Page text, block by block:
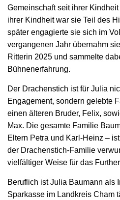
Gemeinschaft seit ihrer
ihrer Kindheit war sie Teil des
später engagierte sie sich im
vergangenen Jahr übernahm
Ritterin 2025 und sammelte
Bühnenerfahrung.
Der Drachenstich ist für Julia
Engagement, sondern gelebte
einen älteren Bruder, Felix,
Max. Die gesamte Familie
Eltern Petra und Karl-Heinz –
der Drachenstich-Familie
vielfältiger Weise für das
Beruflich ist Julia Baumann als
Sparkasse im Landkreis Cham